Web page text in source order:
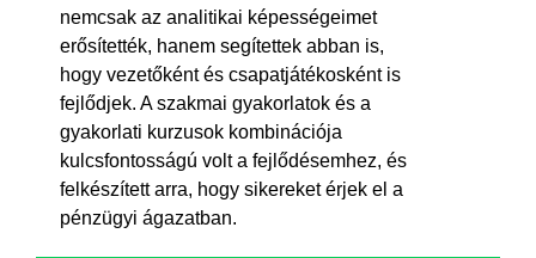
nemcsak az analitikai képességeimet
erősítették, hanem segítettek abban is,
hogy vezetőként és csapatjátékosként is
fejlődjek. A szakmai gyakorlatok és a
gyakorlati kurzusok kombinációja
kulcsfontosságú volt a fejlődésemhez, és
felkészített arra, hogy sikereket érjek el a
pénzügyi ágazatban.